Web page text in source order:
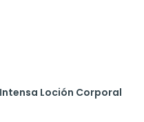
Loción Corporal